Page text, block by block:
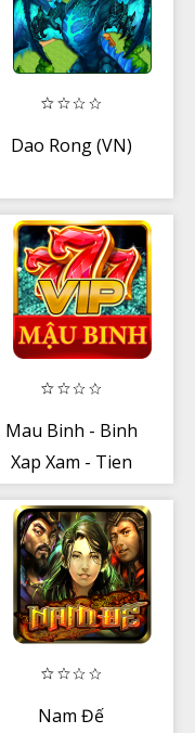
Dao Rong (VN)
Mau Binh - Binh
Xap Xam - Tien
Nam Đế